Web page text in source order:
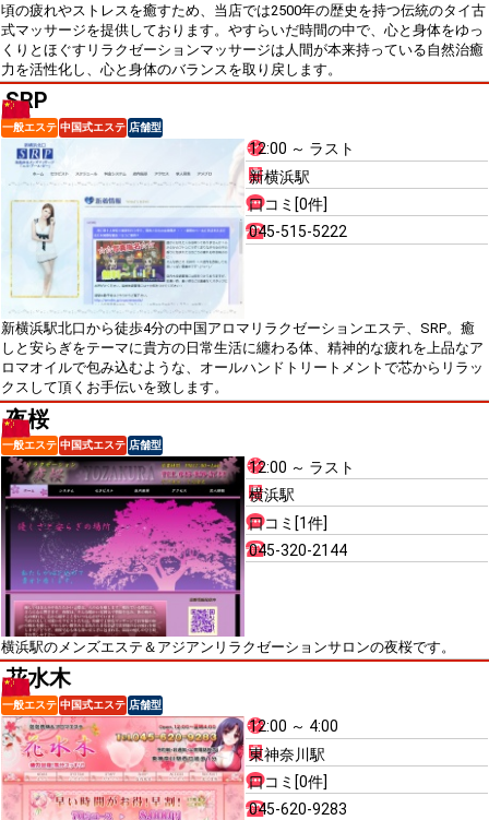
頃の疲れやストレスを癒すため、当店では2500年の歴史を持つ伝統のタイ古
式マッサージを提供しております。やすらいだ時間の中で、心と身体をゆっ
くりとほぐすリラクゼーションマッサージは人間が本来持っている自然治癒
力を活性化し、心と身体のバランスを取り戻します。
SRP
一般エステ 中国式エステ 店舗型
12:00 ～ ラスト
新横浜駅
口コミ[0件]
045-515-5222
新横浜駅北口から徒歩4分の中国アロマリラクゼーションエステ、SRP。癒
しと安らぎをテーマに貴方の日常生活に纏わる体、精神的な疲れを上品なア
ロマオイルで包み込むような、オールハンドトリートメントで芯からリラッ
クスして頂くお手伝いを致します。
夜桜
一般エステ 中国式エステ 店舗型
12:00 ～ ラスト
横浜駅
口コミ[1件]
045-320-2144
横浜駅のメンズエステ＆アジアンリラクゼーションサロンの夜桜です。
花水木
一般エステ 中国式エステ 店舗型
12:00 ～ 4:00
東神奈川駅
口コミ[0件]
045-620-9283